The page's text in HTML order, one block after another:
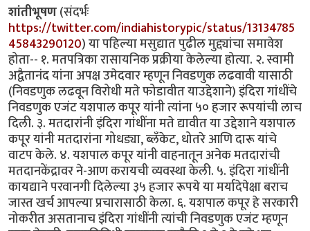
शांतीभूषण(संदर्भः
https://twitter.com/indiahistorypic/status/13134785
45843290120) या पहिल्या मसुद्यात पुढील मुद्द्यांचा समावेश
होता-- १. मतपत्रिका रासायनिक प्रक्रीया केलेल्या होत्या. २. स्वामी
अद्वैतानंद यांना अपक्ष उमेदवार म्हणून निवडणुक लढवावी यासाठी
(निवडणुक लढवून विरोधी मते फोडावीत याउद्देशाने) इंदिरा गांधींचे
निवडणुक एजंट यशपाल कपूर यांनी त्यांना ५० हजार रूपयांची लाच
दिली. ३. मतदारांनी इंदिरा गांधींना मते द्यावीत या उद्देशाने यशपाल
कपूर यांनी मतदारांना गोधड्या, ब्लँकेट, धोतरे आणि दारू यांचे
वाटप केले. ४. यशपाल कपूर यांनी वाहनातून अनेक मतदारांची
मतदानकेंद्रावर ने-आण करायची व्यवस्था केली. ५. इंदिरा गांधींनी
कायद्याने परवानगी दिलेल्या ३५ हजार रूपये या मर्यादेपेक्षा बराच
जास्त खर्च आपल्या प्रचारासाठी केला. ६. यशपाल कपूर हे सरकारी
नोकरीत असतानाच इंदिरा गांधींनी त्यांची निवडणुक एजंट म्हणून